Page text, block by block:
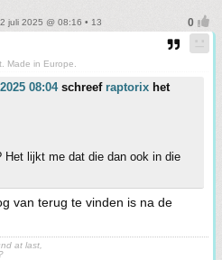
juli 2025 @ 08:16 • 13
Made in Europe.
08:04schreef raptorix het
Het lijkt me dat die dan ook in die
van terug te vinden is na de
at last,